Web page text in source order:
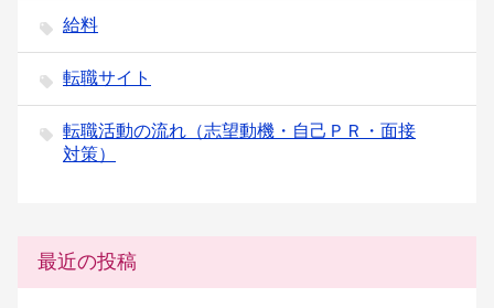
給料
転職サイト
転職活動の流れ（志望動機・自己ＰＲ・面接
対策）
最近の投稿